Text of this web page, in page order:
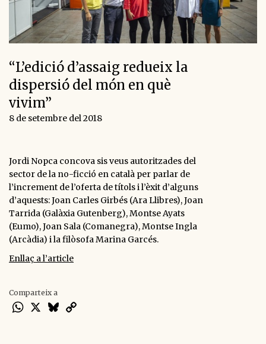
“L’edició d’assaig redueix la
dispersió del món en què
vivim”
8 de setembre del 2018
Jordi Nopca concova sis veus autoritzades del
sector de la no-ficció en català per parlar de
l’increment de l’oferta de títols i l’èxit d’alguns
d’aquests: Joan Carles Girbés (Ara Llibres), Joan
Tarrida (Galàxia Gutenberg), Montse Ayats
(Eumo), Joan Sala (Comanegra), Montse Ingla
(Arcàdia) i la filòsofa Marina Garcés.
Enllaç a l’article
Comparteix a
WhatsApp
X Bluesky